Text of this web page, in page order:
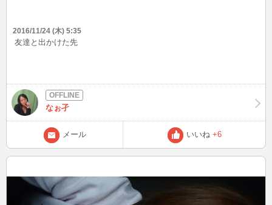
2016/11/24 (木) 5:35
友達と出かけた先
なぉ孑
メール いいね +6